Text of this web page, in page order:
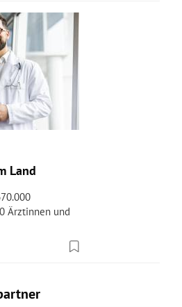
Land
Ärztinnen und